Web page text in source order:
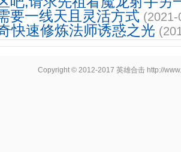
要一线天且灵活方式
快速修炼法师诱惑之光
Copyright © 2012-2017 英雄合击 http://